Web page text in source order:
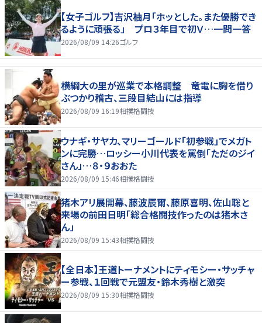
【女子ゴルフ】吉沢柚月「ホッとした。また優勝でき
るように頑張る」 プロ３年目で初Ｖ…一問一答
2026/08/09 14:26ゴルフ
横綱大の里が巡業で本格調整 竜電に胸を借り
ぶつかり稽古、三段目結山には指導
2026/08/09 16:19相撲格闘技
ウナギ・サヤカ、マリーゴールド「初参戦」でメガト
ンに完勝…ロッシー小川代表を罵倒「ただのジイ
さん」…８・９おおた
2026/08/09 15:46相撲格闘技
猪木アリ展開幕、藤波辰爾、藤原喜明、佐山聡と
来場の前田日明「総合格闘技作ったのは猪木さ
ん」
2026/08/09 15:43相撲格闘技
【全日本】王道トーナメントにティモシー・サッチャ
ー参戦、１回戦で元盟友・鈴木秀樹と激突
2026/08/09 15:30相撲格闘技